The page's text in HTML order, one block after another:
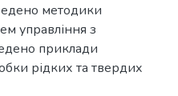
методики
управління з
приклади
рідких та твердих